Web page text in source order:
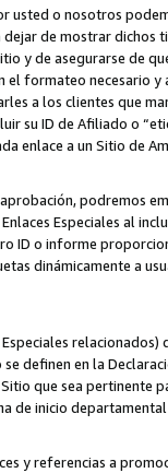
usted o nosotros
de mostrar dichos
y de asegurarse de
el formateo necesario
a los clientes que
su ID de Afiliado o
enlace a un Sitio de
podremos
Especiales al
ID o informe
dinámicamente a
definen en la
que sea pertinente
de inicio
y referencias a